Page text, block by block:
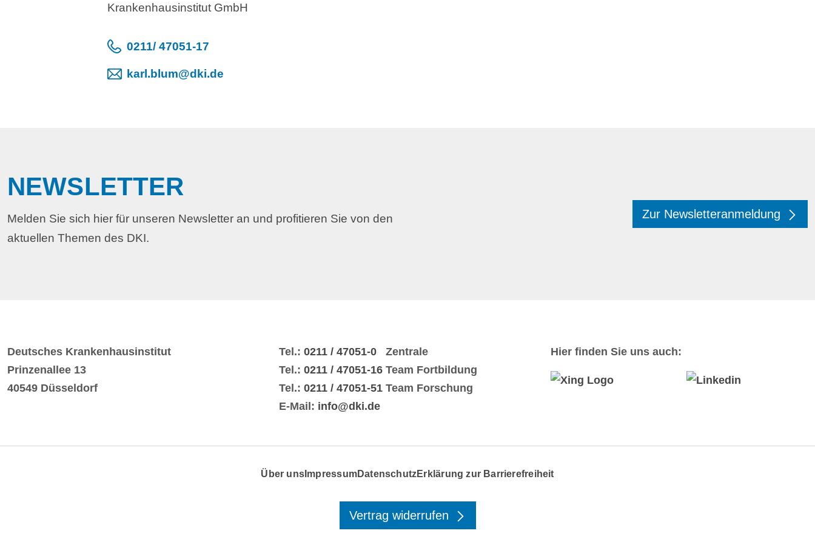
Krankenhausinstitut GmbH
0211/ 47051-17
karl.blum@dki.de
NEWSLETTER
Melden Sie sich hier für unseren Newsletter an und profitieren Sie von den
aktuellen Themen des DKI.
Zur Newsletteranmeldung
Deutsches Krankenhausinstitut
Prinzenallee 13
40549 Düsseldorf
Tel.: 0211 / 47051-0 Zentrale
Tel.: 0211 / 47051-16 Team Fortbildung
Tel.: 0211 / 47051-51 Team Forschung
E-Mail: info@dki.de
Hier finden Sie uns auch:
Über uns ImpressumDatenschutzErklärung zur Barrierefreiheit
Vertrag widerrufen